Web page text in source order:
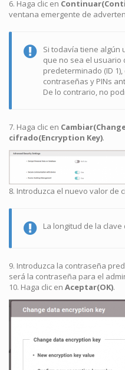
6. Haga clic en
ventana emergente de
Si todavía tiene algún
que no sea el
predeterminado (ID
contraseñas y PINs
De lo contrario, no
7. Haga clic en
cifrado(Encryption Key).
8. Introduzca el nuevo valor de
La longitud de la
9. Introduzca la contraseña
será la contraseña para el
10. Haga clic en Aceptar(OK).